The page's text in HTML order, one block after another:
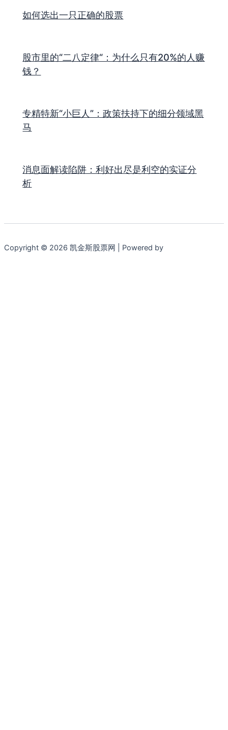
如何选出一只正确的股票
股市里的“二八定律“：为什么只有20%的人赚
钱？
专精特新“小巨人”：政策扶持下的细分领域黑
马
消息面解读陷阱：利好出尽是利空的实证分
析
Copyright © 2026 凯金斯股票网 | Powered by